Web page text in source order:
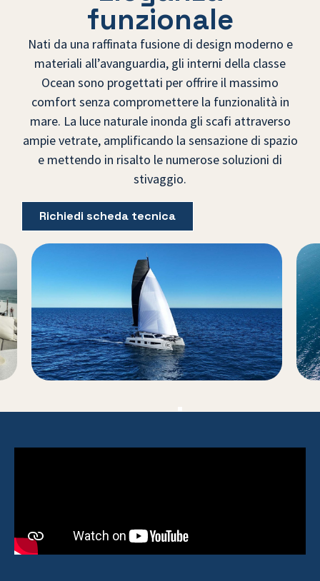
funzionale
Nati da una raffinata fusione di design moderno e
materiali all’avanguardia, gli interni della classe
Ocean sono progettati per offrire il massimo
comfort senza compromettere la funzionalità in
mare. La luce naturale inonda gli scafi attraverso
ampie vetrate, amplificando la sensazione di spazio
e mettendo in risalto le numerose soluzioni di
stivaggio.
Richiedi scheda tecnica